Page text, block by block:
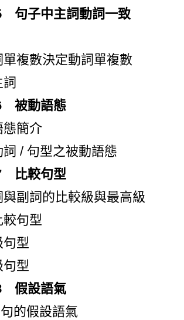
句子中主詞動詞一致
單複數決定動詞單複數
被動語態
態簡介
/ 句型之被動語態
比較句型
與副詞的比較級與最高級
句型
句型
句型
假設語氣
的假設語氣